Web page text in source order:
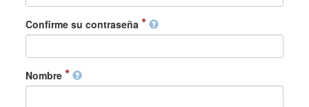
Confirme su contraseña
Nombre